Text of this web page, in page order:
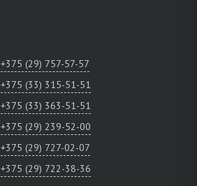
+375 (29) 757-57-57
+375 (33) 315-51-51
+375 (33) 363-51-51
+375 (29) 239-52-00
+375 (29) 727-02-07
+375 (29) 722-38-36